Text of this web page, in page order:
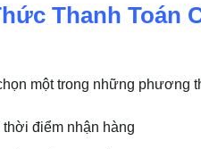
Thanh Toán
một trong những phương
điểm nhận hàng